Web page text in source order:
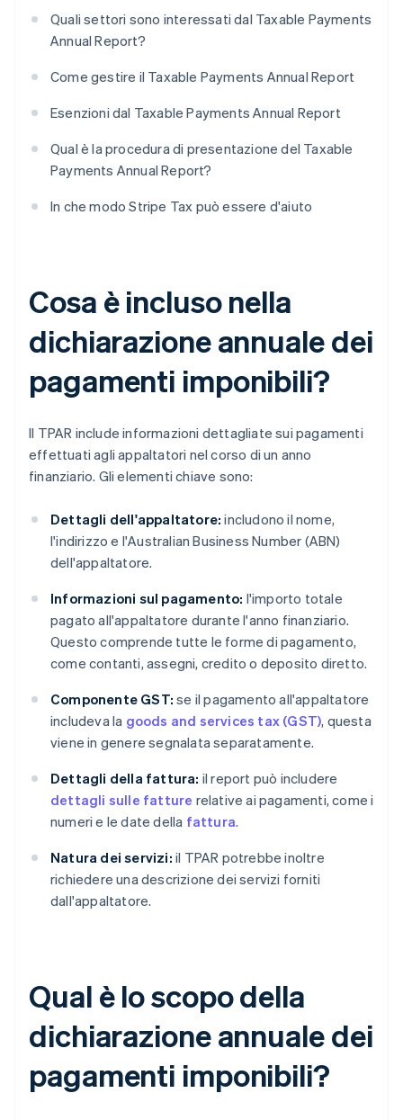
Quali settori sono interessati dal Taxable Payments
Annual Report?
Come gestire il Taxable Payments Annual Report
Esenzioni dal Taxable Payments Annual Report
Qual è la procedura di presentazione del Taxable
Payments Annual Report?
In che modo Stripe Tax può essere d'aiuto
Cosa è incluso nella
dichiarazione annuale dei
pagamenti imponibili?
Il TPAR include informazioni dettagliate sui pagamenti
effettuati agli appaltatori nel corso di un anno
finanziario. Gli elementi chiave sono:
Dettagli dell'appaltatore: includono il nome,
l'indirizzo e l'Australian Business Number (ABN)
dell'appaltatore.
Informazioni sul pagamento: l'importo totale
pagato all'appaltatore durante l'anno finanziario.
Questo comprende tutte le forme di pagamento,
come contanti, assegni, credito o deposito diretto.
Componente GST: se il pagamento all'appaltatore
includeva la goods and services tax (GST), questa
viene in genere segnalata separatamente.
Dettagli della fattura: il report può includere
dettagli sulle fatture relative ai pagamenti, come i
numeri e le date della fattura.
Natura dei servizi: il TPAR potrebbe inoltre
richiedere una descrizione dei servizi forniti
dall'appaltatore.
Qual è lo scopo della
dichiarazione annuale dei
pagamenti imponibili?